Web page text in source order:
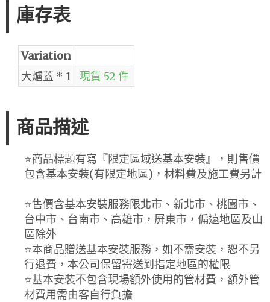
庫存表
Variation
大爐蓋 * 1
現貨 52 件
商品描述
⭐️商品標題有寫『限定區域送基本安裝』，則售價
包含基本安裝(有限定地區)，材料費及施工費另計
⭐️售價含基本安裝服務限北市、新北市、桃園市、
台中市、台南市、高雄市，屏東市，偏遠地區及山
區除外
⭐️本商品贈送基本安裝服務，如不需安裝，恕不另
行退費，本公司保留寄送到指定地區的權限
⭐️基本安裝不包含現場額外使用的管材費，額外管
材費用需由客自行負擔